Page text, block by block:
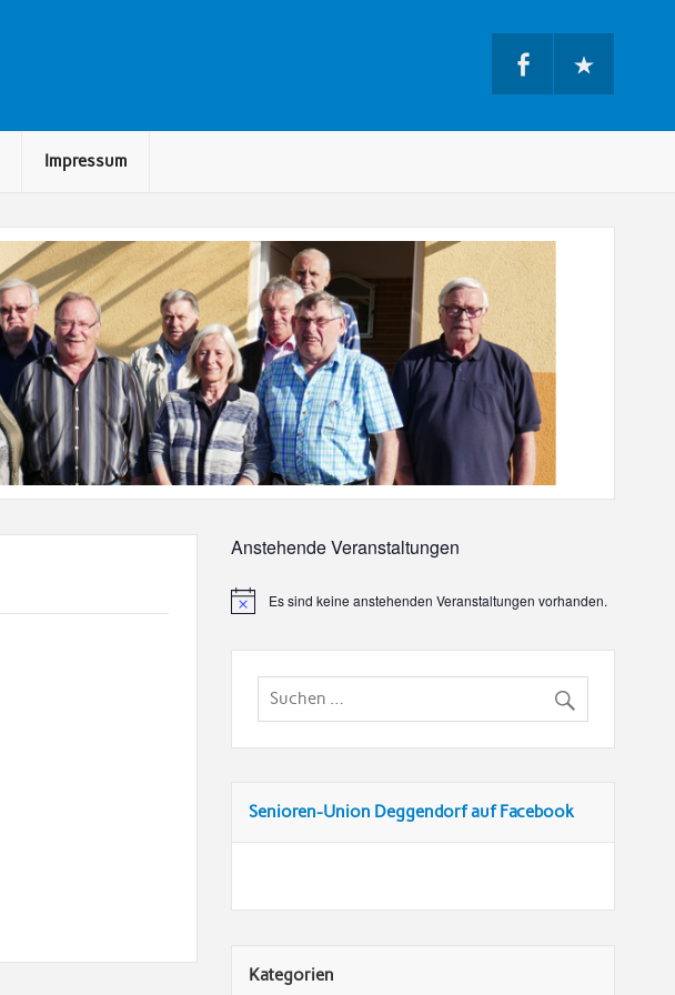
Impressum
Anstehende Veranstaltungen
Es sind keine anstehenden Veranstaltungen vorhanden.
Senioren-Union Deggendorf auf Facebook
Kategorien